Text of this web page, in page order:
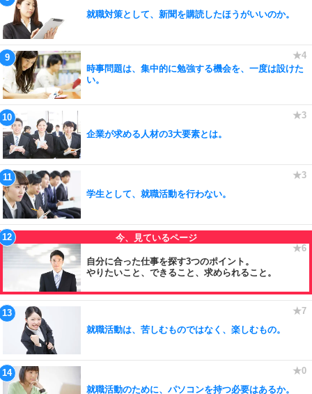
就職対策として、新聞を購読したほうがいいのか。
時事問題は、集中的に勉強する機会を、一度は設けた
い。
企業が求める人材の3大要素とは。
学生として、就職活動を行わない。
自分に合った仕事を探す3つのポイント。
やりたいこと、できること、求められること。
就職活動は、苦しむものではなく、楽しむもの。
就職活動のために、パソコンを持つ必要はあるか。